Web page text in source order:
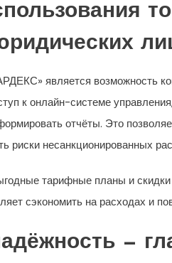
является возможность
к онлайн-системе
отчёты. Это
риски несанкционированных
тарифные планы и
сэкономить на расходах и
—